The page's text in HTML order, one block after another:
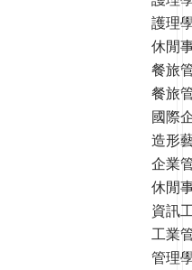
護理
休閒
餐旅
餐旅
國際
造形
企業
休閒
資訊
工業
管理